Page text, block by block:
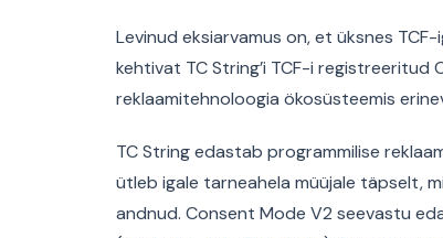
Levinud eksiarvamus on, et üksnes
kehtivat TC String’i TCF-i registreeritud
reklaamitehnoloogia ökosüsteemis
TC String edastab programmilise
ütleb igale tarneahela müüjale täpselt,
andnud. Consent Mode V2 seevastu